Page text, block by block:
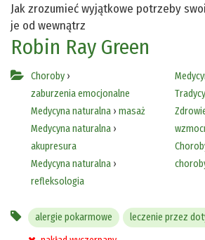
Jak zrozumieć wyjątkowe potrzeby
je od wewnątrz
Robin Ray Green
Choroby ›
zaburzenia emocjonalne
Medycyna naturalna › masaż
Medycyna naturalna ›
akupresura
Medycyna naturalna ›
refleksologia
alergie pokarmowe leczenie przez